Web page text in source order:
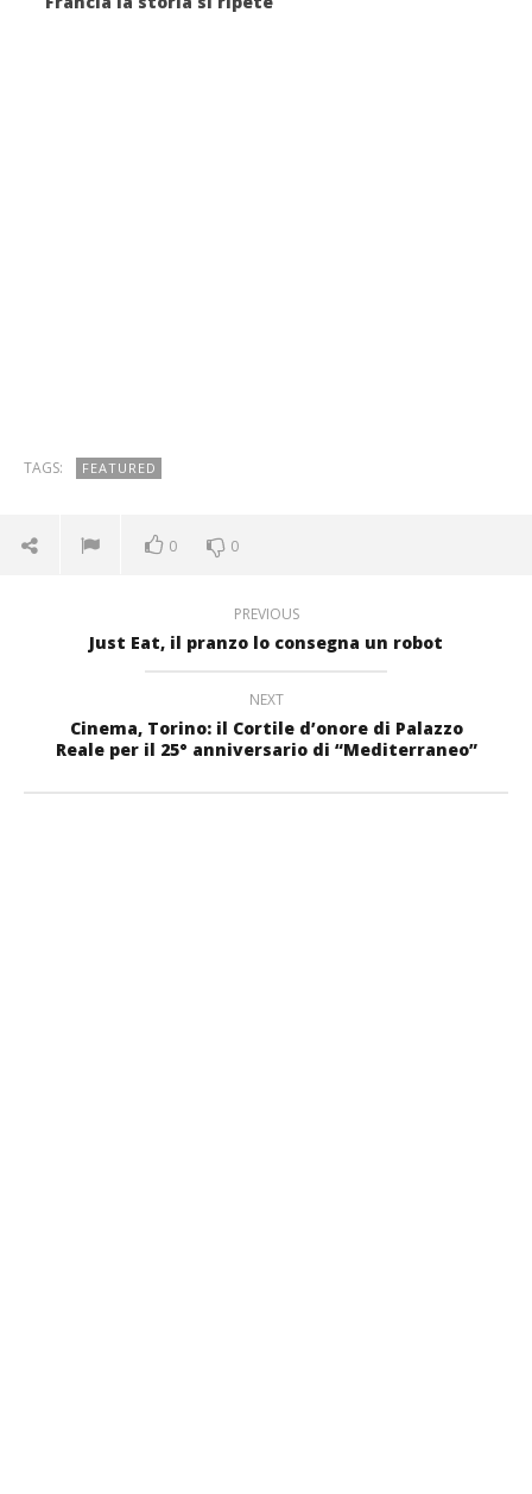
TAGS: FEATURED
0 0
PREVIOUS
Just Eat, il pranzo lo consegna un robot
NEXT
Cinema, Torino: il Cortile d’onore di Palazzo
Reale per il 25° anniversario di “Mediterraneo”